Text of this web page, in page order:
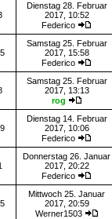
Dienstag 28. Februar
2017, 10:52
Federico
Samstag 25. Februar
2017, 15:58
Federico
Samstag 25. Februar
2017, 13:13
rog
Dienstag 14. Februar
2017, 10:06
Federico
Donnerstag 26. Januar
2017, 20:22
Federico
Mittwoch 25. Januar
2017, 20:59
Werner1503